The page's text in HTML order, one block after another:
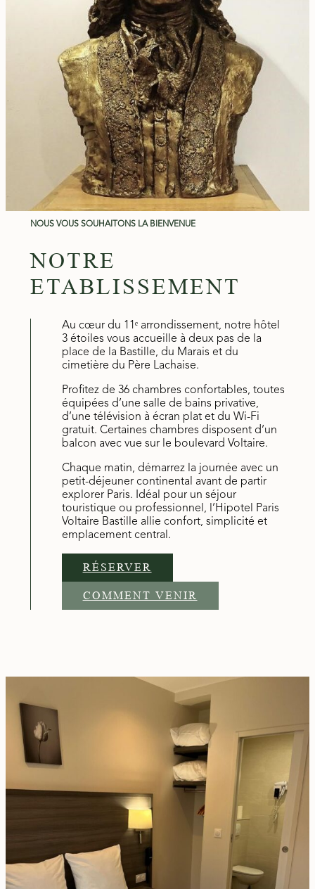
NOUS VOUS SOUHAITONS LA BIENVENUE
NOTRE
ETABLISSEMENT
Au cœur du 11ᵉ arrondissement, notre hôtel
3 étoiles vous accueille à deux pas de la
place de la Bastille, du Marais et du
cimetière du Père Lachaise.
Profitez de 36 chambres confortables, toutes
équipées d’une salle de bains privative,
d’une télévision à écran plat et du Wi-Fi
gratuit. Certaines chambres disposent d’un
balcon avec vue sur le boulevard Voltaire.
Chaque matin, démarrez la journée avec un
petit-déjeuner continental avant de partir
explorer Paris. Idéal pour un séjour
touristique ou professionnel, l’Hipotel Paris
Voltaire Bastille allie confort, simplicité et
emplacement central.
RÉSERVER
COMMENT VENIR